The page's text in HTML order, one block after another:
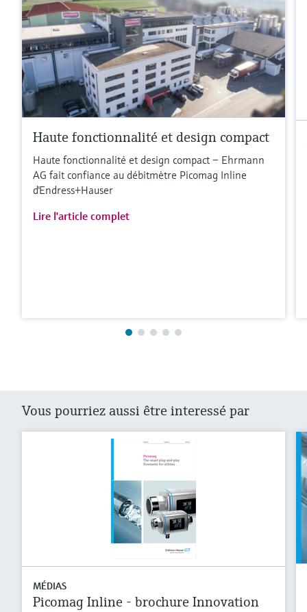
Haute fonctionnalité et design compact
Haute fonctionnalité et design compact – Ehrmann
AG fait confiance au débitmètre Picomag Inline
d'Endress+Hauser
Lire l'article complet
Vous pourriez aussi être interessé par
MÉDIAS
Picomag Inline - brochure Innovation